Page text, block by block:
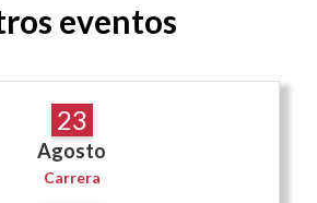
eventos
23
Agosto
Carrera